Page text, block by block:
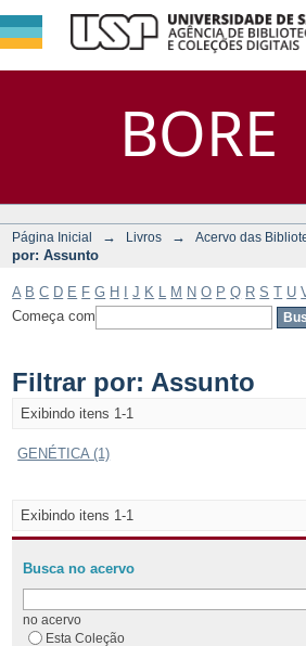
BORE
Filtrar
Assunto
DSpace/Manakin +
Página Inicial → Livros → Acervo das
por: Assunto
A B C D E F G H J K M N O P Q R S T U
Começa com
Filtrar por: Assunto
Exibindo itens 1-1
GENÉTICA (1)
Exibindo itens 1-1
Busca no acervo
no acervo
Esta Coleção